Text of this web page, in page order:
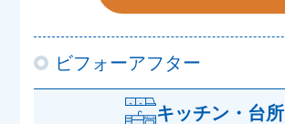
ビフォーアフター
キッチン・台所